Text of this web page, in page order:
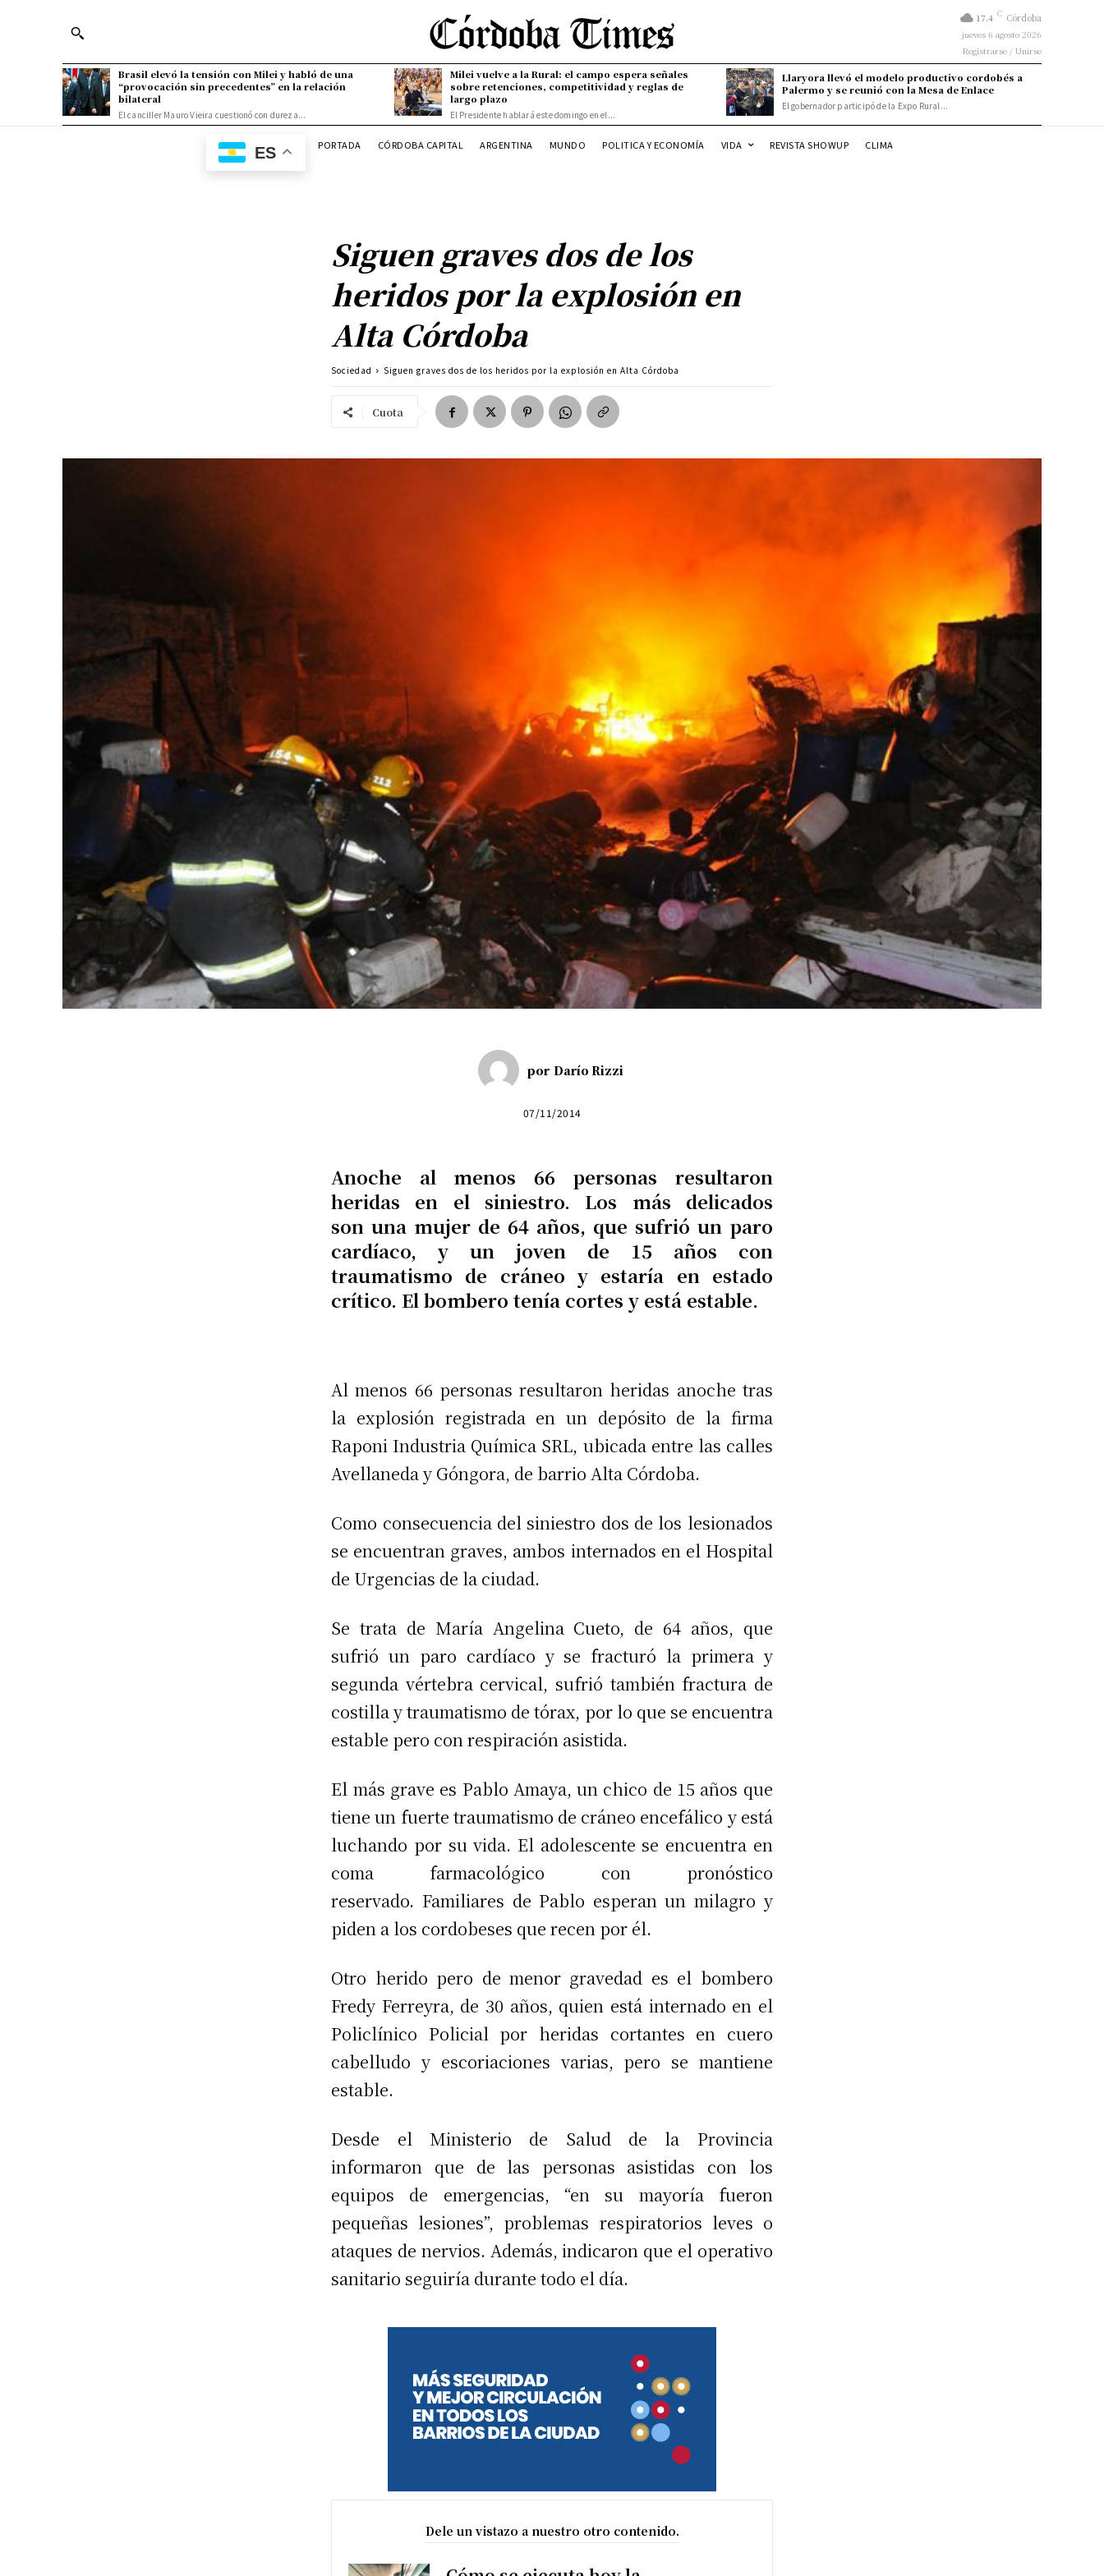
17.4 C Córdoba
jueves 6 agosto 2026
Registrarse / Unirse
Brasil elevó la tensión con Milei y habló de una
“provocación sin precedentes” en la relación
bilateral
El canciller Mauro Vieira cuestionó con dureza...
Milei vuelve a la Rural: el campo espera señales
sobre retenciones, competitividad y reglas de
largo plazo
El Presidente hablará este domingo en el...
Llaryora llevó el modelo productivo cordobés a
Palermo y se reunió con la Mesa de Enlace
El gobernador participó de la Expo Rural...
ES PORTADA CÓRDOBA CAPITAL ARGENTINA MUNDO POLITICA Y ECONOMÍA VIDA REVISTA SHOWUP CLIMA
Siguen graves dos de los
heridos por la explosión en
Alta Córdoba
Sociedad Siguen graves dos de los heridos por la explosión en Alta Córdoba
Cuota
por Darío Rizzi
07/11/2014
Anoche al menos 66 personas resultaron
heridas en el siniestro. Los más delicados
son una mujer de 64 años, que sufrió un paro
cardíaco, y un joven de 15 años con
traumatismo de cráneo y estaría en estado
crítico. El bombero tenía cortes y está estable.
Al menos 66 personas resultaron heridas anoche tras
la explosión registrada en un depósito de la firma
Raponi Industria Química SRL, ubicada entre las calles
Avellaneda y Góngora, de barrio Alta Córdoba.
Como consecuencia del siniestro dos de los lesionados
se encuentran graves, ambos internados en el Hospital
de Urgencias de la ciudad.
Se trata de María Angelina Cueto, de 64 años, que
sufrió un paro cardíaco y se fracturó la primera y
segunda vértebra cervical, sufrió también fractura de
costilla y traumatismo de tórax, por lo que se encuentra
estable pero con respiración asistida.
El más grave es Pablo Amaya, un chico de 15 años que
tiene un fuerte traumatismo de cráneo encefálico y está
luchando por su vida. El adolescente se encuentra en
coma farmacológico con pronóstico
reservado. Familiares de Pablo esperan un milagro y
piden a los cordobeses que recen por él.
Otro herido pero de menor gravedad es el bombero
Fredy Ferreyra, de 30 años, quien está internado en el
Policlínico Policial por heridas cortantes en cuero
cabelludo y escoriaciones varias, pero se mantiene
estable.
Desde el Ministerio de Salud de la Provincia
informaron que de las personas asistidas con los
equipos de emergencias, “en su mayoría fueron
pequeñas lesiones”, problemas respiratorios leves o
ataques de nervios. Además, indicaron que el operativo
sanitario seguiría durante todo el día.
Dele un vistazo a nuestro otro contenido.